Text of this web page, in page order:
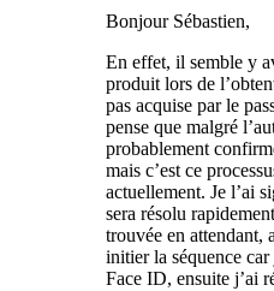
Bonjour Sébastien,
En effet, il semble y
produit lors de
pas acquise par le
pense que malgré
probablement
mais c’est ce
actuellement. Je l’ai
sera résolu
trouvée en attendant,
initier la séquence
Face ID, ensuite j’ai